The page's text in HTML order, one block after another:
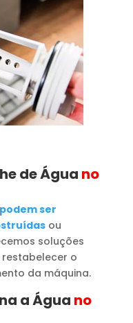
de Água no
ser
ou
soluções
o
da máquina.
a Água no